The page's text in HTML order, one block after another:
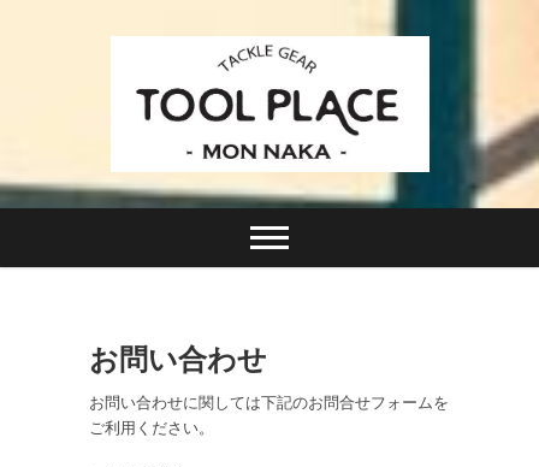
TACKLE GEAR
TOOL PLACE ツー
小さなルアーフィッシングショップ「ツールプレイ
ス」が門前仲町に近日オープン！
お問い合わせ
お問い合わせに関しては下記のお問合せフォームを
ご利用ください。